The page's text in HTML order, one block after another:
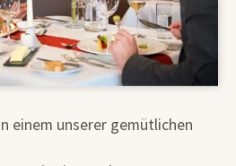
einem unserer gemütlichen